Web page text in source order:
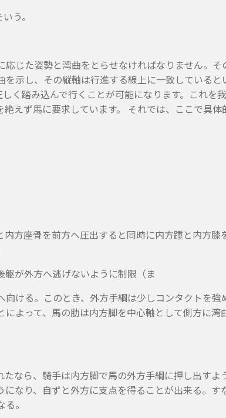
う。
じた姿勢と湾曲をとらせなければなりません。そ
示し、その縦軸は行進する線上に一致していると
く踏み込んで行くことが可能になります。これを
えず馬に要求しています。 それでは、ここで具体
方座骨を前方へ圧出すると同時に内方踵と内方膝
が外方へ逃げないように制限（ま
ける。このとき、外方手綱は少しコンタクトを強
よって、馬の肋は内方脚を中心軸として側方に湾
なら、騎手は内方脚で馬の外方手綱に押し出すよ
なり、自ずと外方に支点を得ることが出来る。す
。